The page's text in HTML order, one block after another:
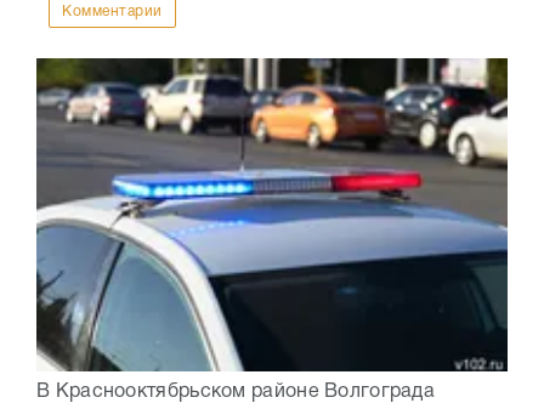
Комментарии
В Краснооктябрьском районе Волгограда